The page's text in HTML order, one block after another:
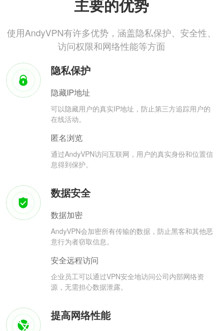
主要的优势
使用AndyVPN有许多优势，涵盖隐私保护、安全性、
访问权限和网络性能等方面
隐私保护
隐藏IP地址
可以隐藏用户的真实IP地址，防止第三方追踪用户的
在线活动。
匿名浏览
通过AndyVPN访问互联网，用户的真实身份和位置信
息得到保护。
数据安全
数据加密
AndyVPN会加密所有传输的数据，防止黑客和其他恶
意行为者窃取信息。
安全远程访问
企业员工可以通过VPN安全地访问公司内部网络资
源，无需担心数据泄露。
提高网络性能